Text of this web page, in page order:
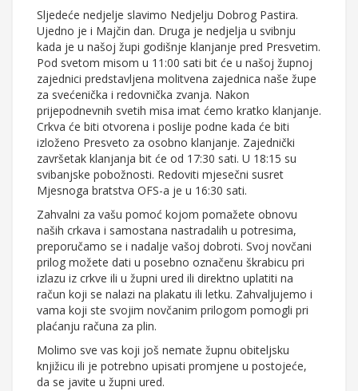
Sljedeće nedjelje slavimo Nedjelju Dobrog Pastira.
Ujedno je i Majčin dan. Druga je nedjelja u svibnju
kada je u našoj župi godišnje klanjanje pred Presvetim.
Pod svetom misom u 11:00 sati bit će u našoj župnoj
zajednici predstavljena molitvena zajednica naše župe
za svećenička i redovnička zvanja. Nakon
prijepodnevnih svetih misa imat ćemo kratko klanjanje.
Crkva će biti otvorena i poslije podne kada će biti
izloženo Presveto za osobno klanjanje. Zajednički
završetak klanjanja bit će od 17:30 sati. U 18:15 su
svibanjske pobožnosti. Redoviti mjesečni susret
Mjesnoga bratstva OFS-a je u 16:30 sati.
Zahvalni za vašu pomoć kojom pomažete obnovu
naših crkava i samostana nastradalih u potresima,
preporučamo se i nadalje vašoj dobroti. Svoj novčani
prilog možete dati u posebno označenu škrabicu pri
izlazu iz crkve ili u župni ured ili direktno uplatiti na
račun koji se nalazi na plakatu ili letku. Zahvaljujemo i
vama koji ste svojim novčanim prilogom pomogli pri
plaćanju računa za plin.
Molimo sve vas koji još nemate župnu obiteljsku
knjižicu ili je potrebno upisati promjene u postojeće,
da se javite u župni ured.